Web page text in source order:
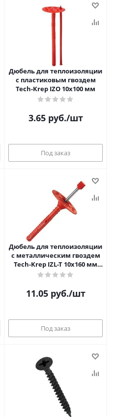
Дюбель для теплоизоляции
с пластиковым гвоздем
Tech-Krep IZO 10х100 мм
3.65руб./шт
Под заказ
Дюбель для теплоизоляции
с металлическим гвоздем
Tech-Krep IZL-T 10х160 мм
(500 шт/уп)
11.05руб./шт
Под заказ